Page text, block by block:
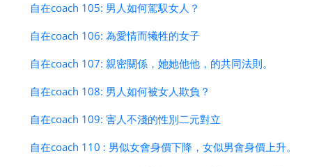
自在coach 105: 男人如何駕馭女人？
自在coach 106: 為愛情而犧牲的女子
自在coach 107: 親密關係，她她他他，的共同法則。
自在coach 108: 男人如何被女人欺負？
自在coach 109: 害人不淺的性別二元對立
自在coach 110 : 男似女會身價下降，女似男會身價上升。